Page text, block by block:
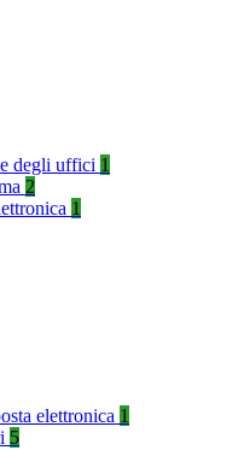
degli uffici 1
2
1
elettronica 1
5